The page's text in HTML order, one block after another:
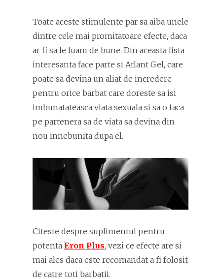
Toate aceste stimulente par sa aiba unele
dintre cele mai promitatoare efecte, daca
ar fi sa le luam de bune. Din aceasta lista
interesanta face parte si Atlant Gel, care
poate sa devina un aliat de incredere
pentru orice barbat care doreste sa isi
imbunatateasca viata sexuala si sa o faca
pe partenera sa de viata sa devina din
nou innebunita dupa el.
Citeste despre suplimentul pentru
potenta Eron Plus, vezi ce efecte are si
mai ales daca este recomandat a fi folosit
de catre toti barbatii.